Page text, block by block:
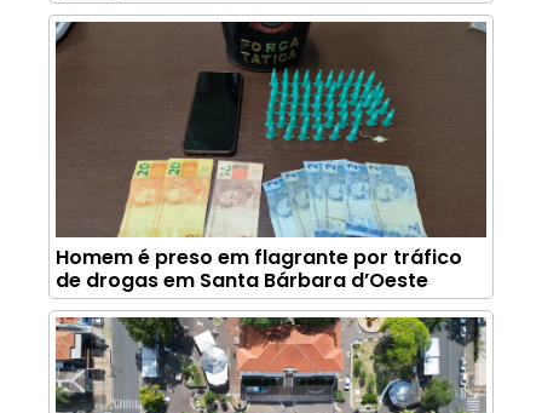
Homem é preso em flagrante por tráfico
de drogas em Santa Bárbara d’Oeste